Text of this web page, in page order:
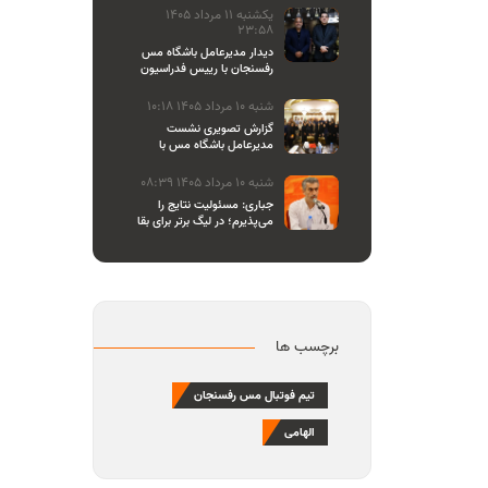
یکشنبه 11 مرداد 1405
23:58
دیدار مدیرعامل باشگاه مس
رفسنجان با رییس فدراسیون
شنبه 10 مرداد 1405 10:18
گزارش تصویری نشست
مدیرعامل باشگاه مس با
شنبه 10 مرداد 1405 08:39
جباری: مسئولیت نتایج را
می‌پذیرم؛ در لیگ برتر برای بقا
برچسب ها
تیم فوتبال مس رفسنجان
الهامی